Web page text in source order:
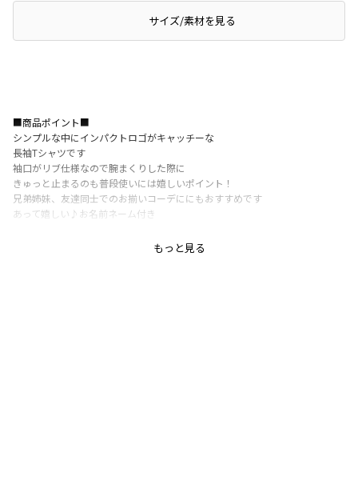
サイズ/素材を見る
■商品ポイント■
シンプルな中にインパクトロゴがキャッチーな
長袖Tシャツです
袖口がリブ仕様なので腕まくりした際に
きゅっと止まるのも普段使いには嬉しいポイント！
兄弟姉妹、友達同士でのお揃いコーデににもおすすめです
あって嬉しい♪お名前ネーム付き
もっと見る